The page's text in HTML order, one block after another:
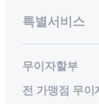
특별서비스
무이자할부
전 가맹점 무이